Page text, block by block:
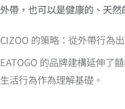
外帶，也可以是健康的、天然
CIZOO 的策略：從外帶行為
EATOGO 的品牌建構延伸了
生活行為作為理解基礎。